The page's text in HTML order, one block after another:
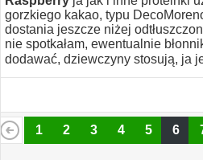
gorzkiego kakao, typu
dostania jeszcze niżej
nie spotkałam, ewentualnie
dodawać, dziewczyny stosują, ja
1 2 3 4 5 6